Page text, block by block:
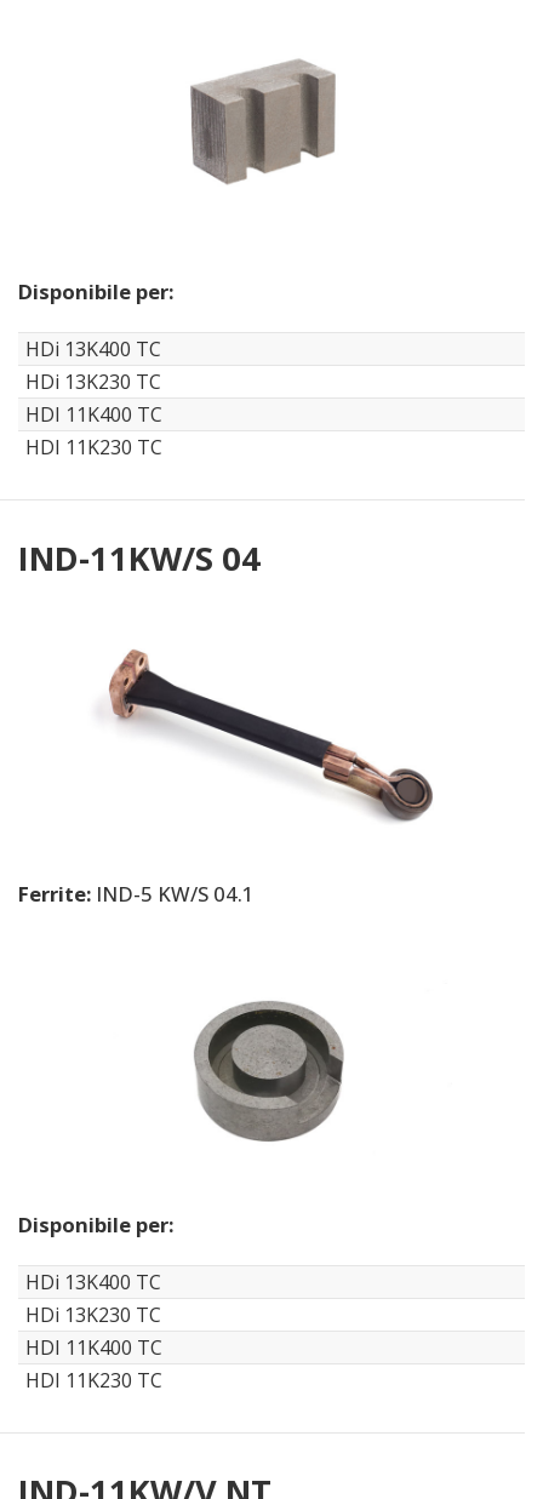
Disponibile per:
HDi 13K400 TC
HDi 13K230 TC
HDI 11K400 TC
HDI 11K230 TC
IND-11KW/S 04
Ferrite: IND-5 KW/S 04.1
Disponibile per:
HDi 13K400 TC
HDi 13K230 TC
HDI 11K400 TC
HDI 11K230 TC